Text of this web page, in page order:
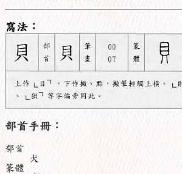
寫法：
部首手冊：
部首
犬
篆體